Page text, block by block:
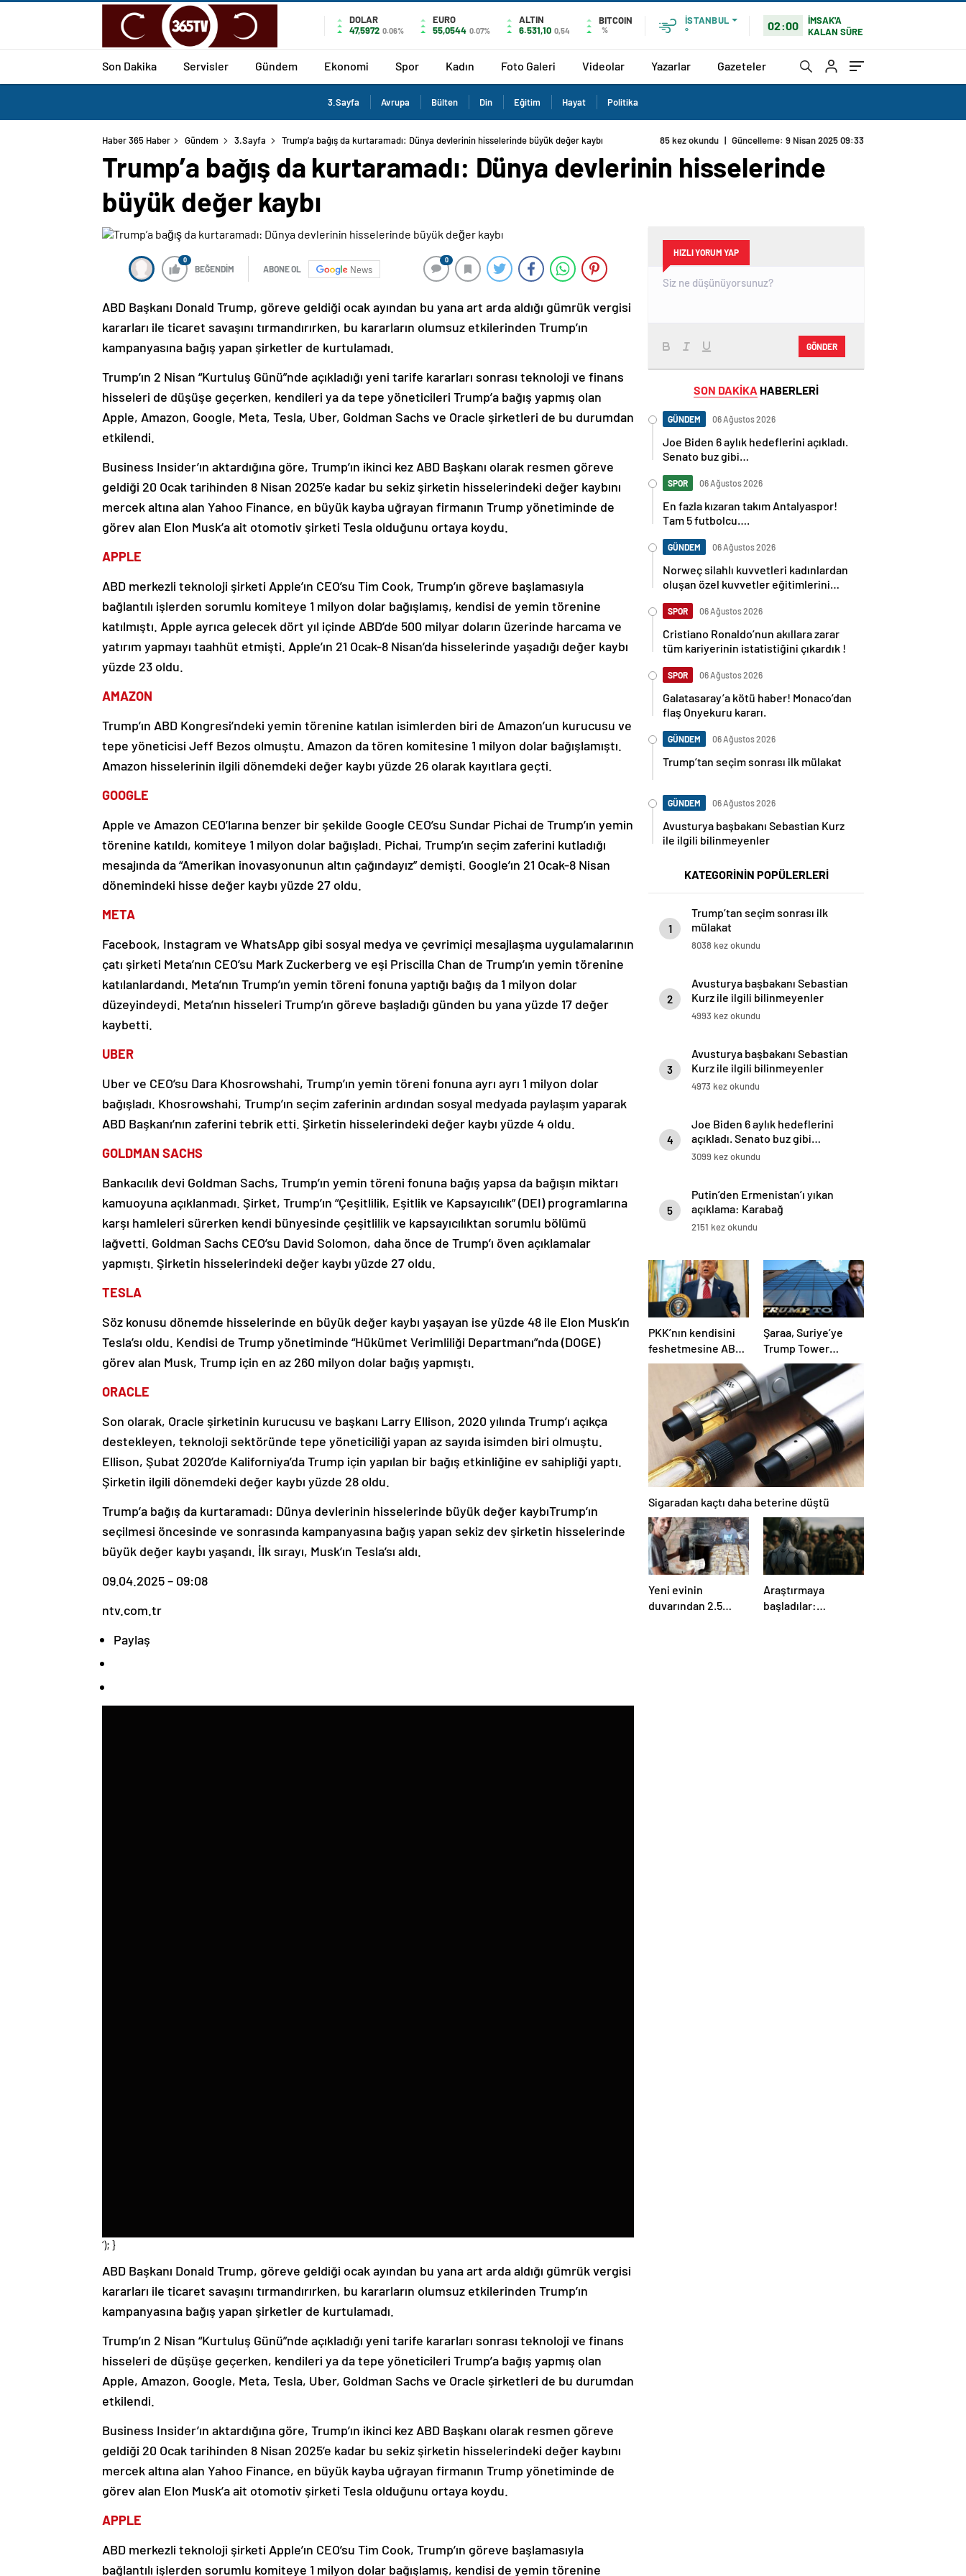
DOLAR
47,5972 0.06%
EURO
55,0544 0.07%
ALTIN
6.531,10 0,54
BITCOIN
%
İSTANBUL
°
02:00
İMSAK'A
KALAN SÜRE
Son Dakika Servisler Gündem Ekonomi Spor Kadın Foto Galeri Videolar Yazarlar Gazeteler
3.Sayfa Avrupa Bülten Din Eğitim Hayat Politika
Haber 365 Haber Gündem 3.Sayfa Trump’a bağış da kurtaramadı: Dünya devlerinin hisselerinde büyük değer kaybı 85 kez okundu | Güncelleme: 9 Nisan 2025 09:33
Trump’a bağış da kurtaramadı: Dünya devlerinin hisselerinde
büyük değer kaybı
0
BEĞENDİM ABONE OL News
0
ABD Başkanı Donald Trump, göreve geldiği ocak ayından bu yana art arda aldığı gümrük vergisi
kararları ile ticaret savaşını tırmandırırken, bu kararların olumsuz etkilerinden Trump’ın
kampanyasına bağış yapan şirketler de kurtulamadı.
Trump’ın 2 Nisan “Kurtuluş Günü”nde açıkladığı yeni tarife kararları sonrası teknoloji ve finans
hisseleri de düşüşe geçerken, kendileri ya da tepe yöneticileri Trump’a bağış yapmış olan
Apple, Amazon, Google, Meta, Tesla, Uber, Goldman Sachs ve Oracle şirketleri de bu durumdan
etkilendi.
Business Insider’ın aktardığına göre, Trump’ın ikinci kez ABD Başkanı olarak resmen göreve
geldiği 20 Ocak tarihinden 8 Nisan 2025’e kadar bu sekiz şirketin hisselerindeki değer kaybını
mercek altına alan Yahoo Finance, en büyük kayba uğrayan firmanın Trump yönetiminde de
görev alan Elon Musk’a ait otomotiv şirketi Tesla olduğunu ortaya koydu.
APPLE
ABD merkezli teknoloji şirketi Apple’ın CEO’su Tim Cook, Trump’ın göreve başlamasıyla
bağlantılı işlerden sorumlu komiteye 1 milyon dolar bağışlamış, kendisi de yemin törenine
katılmıştı. Apple ayrıca gelecek dört yıl içinde ABD’de 500 milyar doların üzerinde harcama ve
yatırım yapmayı taahhüt etmişti. Apple’ın 21 Ocak-8 Nisan’da hisselerinde yaşadığı değer kaybı
yüzde 23 oldu.
AMAZON
Trump’ın ABD Kongresi’ndeki yemin törenine katılan isimlerden biri de Amazon’un kurucusu ve
tepe yöneticisi Jeff Bezos olmuştu. Amazon da tören komitesine 1 milyon dolar bağışlamıştı.
Amazon hisselerinin ilgili dönemdeki değer kaybı yüzde 26 olarak kayıtlara geçti.
GOOGLE
Apple ve Amazon CEO’larına benzer bir şekilde Google CEO’su Sundar Pichai de Trump’ın yemin
törenine katıldı, komiteye 1 milyon dolar bağışladı. Pichai, Trump’ın seçim zaferini kutladığı
mesajında da “Amerikan inovasyonunun altın çağındayız” demişti. Google’ın 21 Ocak-8 Nisan
dönemindeki hisse değer kaybı yüzde 27 oldu.
META
Facebook, Instagram ve WhatsApp gibi sosyal medya ve çevrimiçi mesajlaşma uygulamalarının
çatı şirketi Meta’nın CEO’su Mark Zuckerberg ve eşi Priscilla Chan de Trump’ın yemin törenine
katılanlardandı. Meta’nın Trump’ın yemin töreni fonuna yaptığı bağış da 1 milyon dolar
düzeyindeydi. Meta’nın hisseleri Trump’ın göreve başladığı günden bu yana yüzde 17 değer
kaybetti.
UBER
Uber ve CEO’su Dara Khosrowshahi, Trump’ın yemin töreni fonuna ayrı ayrı 1 milyon dolar
bağışladı. Khosrowshahi, Trump’ın seçim zaferinin ardından sosyal medyada paylaşım yaparak
ABD Başkanı’nın zaferini tebrik etti. Şirketin hisselerindeki değer kaybı yüzde 4 oldu.
GOLDMAN SACHS
Bankacılık devi Goldman Sachs, Trump’ın yemin töreni fonuna bağış yapsa da bağışın miktarı
kamuoyuna açıklanmadı. Şirket, Trump’ın “Çeşitlilik, Eşitlik ve Kapsayıcılık” (DEI) programlarına
karşı hamleleri sürerken kendi bünyesinde çeşitlilik ve kapsayıcılıktan sorumlu bölümü
lağvetti. Goldman Sachs CEO’su David Solomon, daha önce de Trump’ı öven açıklamalar
yapmıştı. Şirketin hisselerindeki değer kaybı yüzde 27 oldu.
TESLA
Söz konusu dönemde hisselerinde en büyük değer kaybı yaşayan ise yüzde 48 ile Elon Musk’ın
Tesla’sı oldu. Kendisi de Trump yönetiminde “Hükümet Verimliliği Departmanı”nda (DOGE)
görev alan Musk, Trump için en az 260 milyon dolar bağış yapmıştı.
ORACLE
Son olarak, Oracle şirketinin kurucusu ve başkanı Larry Ellison, 2020 yılında Trump’ı açıkça
destekleyen, teknoloji sektöründe tepe yöneticiliği yapan az sayıda isimden biri olmuştu.
Ellison, Şubat 2020’de Kaliforniya’da Trump için yapılan bir bağış etkinliğine ev sahipliği yaptı.
Şirketin ilgili dönemdeki değer kaybı yüzde 28 oldu.
Trump’a bağış da kurtaramadı: Dünya devlerinin hisselerinde büyük değer kaybıTrump’ın
seçilmesi öncesinde ve sonrasında kampanyasına bağış yapan sekiz dev şirketin hisselerinde
büyük değer kaybı yaşandı. İlk sırayı, Musk’ın Tesla’sı aldı.
09.04.2025 – 09:08
ntv.com.tr
Paylaş
‘); }
ABD Başkanı Donald Trump, göreve geldiği ocak ayından bu yana art arda aldığı gümrük vergisi
kararları ile ticaret savaşını tırmandırırken, bu kararların olumsuz etkilerinden Trump’ın
kampanyasına bağış yapan şirketler de kurtulamadı.
Trump’ın 2 Nisan “Kurtuluş Günü”nde açıkladığı yeni tarife kararları sonrası teknoloji ve finans
hisseleri de düşüşe geçerken, kendileri ya da tepe yöneticileri Trump’a bağış yapmış olan
Apple, Amazon, Google, Meta, Tesla, Uber, Goldman Sachs ve Oracle şirketleri de bu durumdan
etkilendi.
Business Insider’ın aktardığına göre, Trump’ın ikinci kez ABD Başkanı olarak resmen göreve
geldiği 20 Ocak tarihinden 8 Nisan 2025’e kadar bu sekiz şirketin hisselerindeki değer kaybını
mercek altına alan Yahoo Finance, en büyük kayba uğrayan firmanın Trump yönetiminde de
görev alan Elon Musk’a ait otomotiv şirketi Tesla olduğunu ortaya koydu.
APPLE
ABD merkezli teknoloji şirketi Apple’ın CEO’su Tim Cook, Trump’ın göreve başlamasıyla
bağlantılı işlerden sorumlu komiteye 1 milyon dolar bağışlamış, kendisi de yemin törenine
HIZLI YORUM YAP
GÖNDER
SON DAKİKA HABERLERİ
GÜNDEM 06 Ağustos 2026
Joe Biden 6 aylık hedeflerini açıkladı.
Senato buz gibi…
SPOR 06 Ağustos 2026
En fazla kızaran takım Antalyaspor!
Tam 5 futbolcu….
GÜNDEM 06 Ağustos 2026
Norweç silahlı kuvvetleri kadınlardan
oluşan özel kuvvetler eğitimlerini
SPOR 06 Ağustos 2026
Cristiano Ronaldo’nun akıllara zarar
tüm kariyerinin istatistiğini çıkardık !
SPOR 06 Ağustos 2026
Galatasaray’a kötü haber! Monaco’dan
flaş Onyekuru kararı.
GÜNDEM 06 Ağustos 2026
Trump’tan seçim sonrası ilk mülakat
GÜNDEM 06 Ağustos 2026
Avusturya başbakanı Sebastian Kurz
ile ilgili bilinmeyenler
KATEGORİNİN POPÜLERLERİ
1
Trump’tan seçim sonrası ilk
mülakat
8038 kez okundu
2
Avusturya başbakanı Sebastian
Kurz ile ilgili bilinmeyenler
4993 kez okundu
3
Avusturya başbakanı Sebastian
Kurz ile ilgili bilinmeyenler
4973 kez okundu
4
Joe Biden 6 aylık hedeflerini
açıkladı. Senato buz gibi…
3099 kez okundu
5
Putin’den Ermenistan’ı yıkan
açıklama: Karabağ
Azerbaycan’ın ayrılmaz bir
2151 kez okundu
PKK’nın kendisini
feshetmesine ABD
ne diyor? İlk
Şaraa, Suriye’ye
Trump Tower
dikmeye hazır:
Yaptırımlar bitsin
yeter
Sigaradan kaçtı daha beterine düştü
Yeni evinin
duvarından 2.5
Araştırmaya
başladılar: